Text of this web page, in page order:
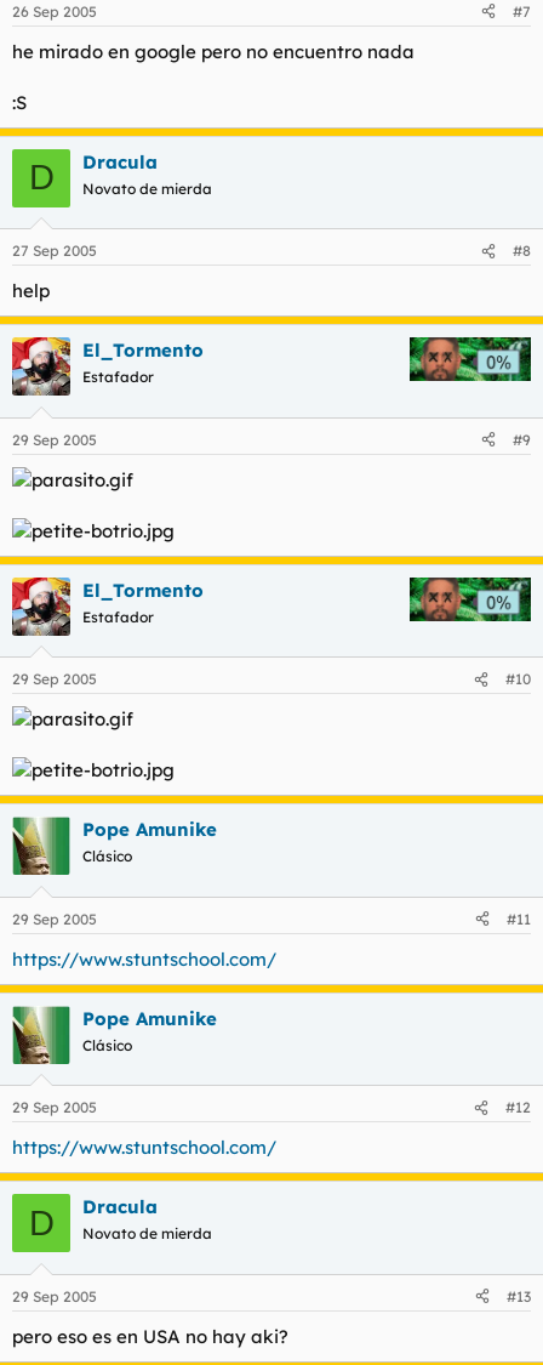
26 Sep 2005 #7
he mirado en google pero no encuentro nada
:S
D Dracula
Novato de mierda
27 Sep 2005 #8
help
El_Tormento
Estafador
29 Sep 2005 #9
El_Tormento
Estafador
29 Sep 2005 #10
Pope Amunike
Clásico
29 Sep 2005 #11
https://www.stuntschool.com/
Pope Amunike
Clásico
29 Sep 2005 #12
https://www.stuntschool.com/
D Dracula
Novato de mierda
29 Sep 2005 #13
pero eso es en USA no hay aki?